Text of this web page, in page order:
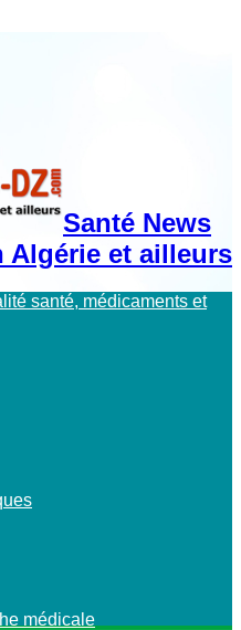
Santé News
Algérie et ailleurs
santé, médicaments et
médicale